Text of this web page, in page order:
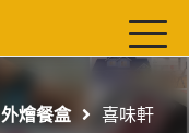
外燴餐盒 喜味軒